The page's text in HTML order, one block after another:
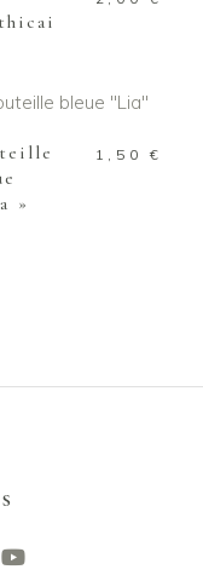
PANIER
»
1,50 €